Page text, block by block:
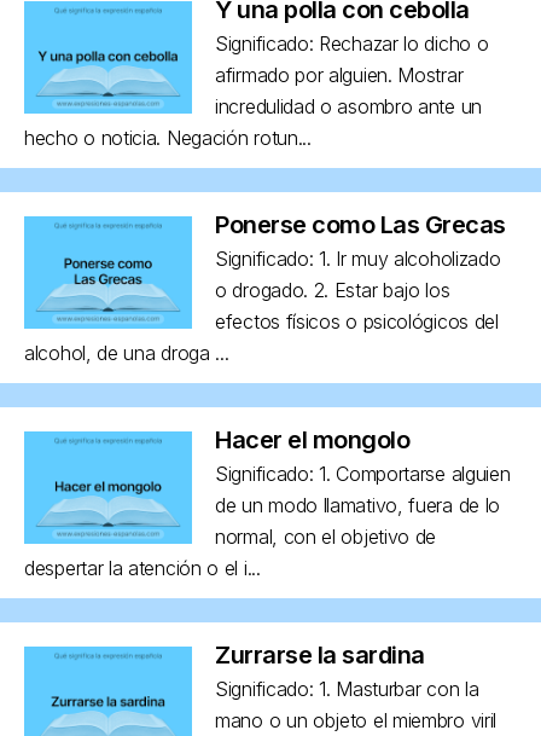
Y una polla con cebolla
Significado: Rechazar lo dicho o
afirmado por alguien. Mostrar
incredulidad o asombro ante un
hecho o noticia. Negación rotun...
Ponerse como Las Grecas
Significado: 1. Ir muy alcoholizado
o drogado. 2. Estar bajo los
efectos físicos o psicológicos del
alcohol, de una droga ...
Hacer el mongolo
Significado: 1. Comportarse alguien
de un modo llamativo, fuera de lo
normal, con el objetivo de
despertar la atención o el i...
Zurrarse la sardina
Significado: 1. Masturbar con la
mano o un objeto el miembro viril